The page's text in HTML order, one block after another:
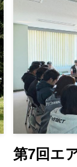
第7回エ